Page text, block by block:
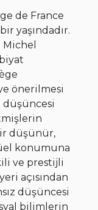
de France
yaşındadır.
önerilmesi
düşüncesi
düşünür,
konumuna
ve prestijli
açısından
düşüncesi
bilimlerin